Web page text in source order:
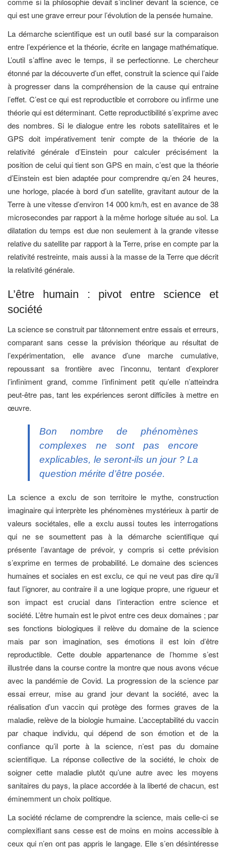
qui est une grave erreur pour l’évolution de la pensée humaine.
La démarche scientifique est un outil basé sur la comparaison
entre l’expérience et la théorie, écrite en langage mathématique.
L’outil s’affine avec le temps, il se perfectionne. Le chercheur
étonné par la découverte d’un effet, construit la science qui l’aide
à progresser dans la compréhension de la cause qui entraine
l’effet. C’est ce qui est reproductible et corrobore ou infirme une
théorie qui est déterminant. Cette reproductibilité s’exprime avec
des nombres. Si le dialogue entre les robots satellitaires et le
GPS doit impérativement tenir compte de la théorie de la
relativité générale d’Einstein pour calculer précisément la
position de celui qui tient son GPS en main, c’est que la théorie
d’Einstein est bien adaptée pour comprendre qu’en 24 heures,
une horloge, placée à bord d’un satellite, gravitant autour de la
Terre à une vitesse d’environ 14 000 km/h, est en avance de 38
microsecondes par rapport à la même horloge située au sol. La
dilatation du temps est due non seulement à la grande vitesse
relative du satellite par rapport à la Terre, prise en compte par la
relativité restreinte, mais aussi à la masse de la Terre que décrit
la relativité générale.
L’être humain : pivot entre science et
société
La science se construit par tâtonnement entre essais et erreurs,
comparant sans cesse la prévision théorique au résultat de
l’expérimentation, elle avance d’une marche cumulative,
repoussant sa frontière avec l’inconnu, tentant d’explorer
l’infiniment grand, comme l’infiniment petit qu’elle n’atteindra
peut-être pas, tant les expériences seront difficiles à mettre en
œuvre.
Bon nombre de phénomènes
complexes ne sont pas encore
explicables, le seront-ils un jour ? La
question mérite d’être posée.
La science a exclu de son territoire le mythe, construction
imaginaire qui interprète les phénomènes mystérieux à partir de
valeurs sociétales, elle a exclu aussi toutes les interrogations
qui ne se soumettent pas à la démarche scientifique qui
présente l’avantage de prévoir, y compris si cette prévision
s’exprime en termes de probabilité. Le domaine des sciences
humaines et sociales en est exclu, ce qui ne veut pas dire qu’il
faut l’ignorer, au contraire il a une logique propre, une rigueur et
son impact est crucial dans l’interaction entre science et
société. L’être humain est le pivot entre ces deux domaines ; par
ses fonctions biologiques il relève du domaine de la science
mais par son imagination, ses émotions il est loin d’être
reproductible. Cette double appartenance de l’homme s’est
illustrée dans la course contre la montre que nous avons vécue
avec la pandémie de Covid. La progression de la science par
essai erreur, mise au grand jour devant la société, avec la
réalisation d’un vaccin qui protège des formes graves de la
maladie, relève de la biologie humaine. L’acceptabilité du vaccin
par chaque individu, qui dépend de son émotion et de la
confiance qu’il porte à la science, n’est pas du domaine
scientifique. La réponse collective de la société, le choix de
soigner cette maladie plutôt qu’une autre avec les moyens
sanitaires du pays, la place accordée à la liberté de chacun, est
éminemment un choix politique.
La société réclame de comprendre la science, mais celle-ci se
complexifiant sans cesse est de moins en moins accessible à
ceux qui n’en ont pas appris le langage. Elle s’en désintéresse